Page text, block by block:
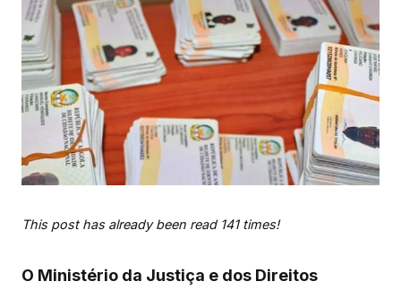
This post has already been read 141 times!
O Ministério da Justiça e dos Direitos